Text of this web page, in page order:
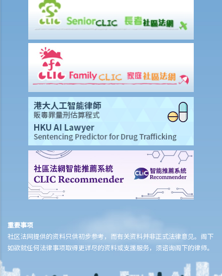
下，我才可以更改寿险保单内的「不可撤换受益人」？
9. 我的儿子今年15岁。 可否指定他为我的人寿保险受益人？如果我在他
成年前（即年满18岁前）死亡，他可否获得所有保险金？
10. 受保人已失踪了数年，其保单受益人可否向保险公司索取死亡赔
11. 在处理索偿时，保险公司会否接受中医发出的医疗报告 / 医生纸？
12. 我在香港购买了一份保险，但在海外受了伤。我可否向保险公司提
出索偿？
13. 十八岁以下的人可否购买人寿保险？
14. 如果我的保单已经失效，但我重新缴交保费以尝试令保单「复
效」。我可否在这段期间向保险公司索偿？
15. 我为同一项目（如住院或家居意外）购买了数份保险。我可否从所
有保单索取全数保额，或只可索取实际开支或损失？人寿保险的死亡赔
偿会否有不同规定？
16. 法例规定谁人需要参加强积金计划（或其他认可的职业性退休计
17. 法例规定强积金计划的供款额或入息比例是多少？
18. 我已参加强积金计划。我是否仍需考虑其他退休计划，例如人寿保
重要事项
社区法网提供的资料只供初步参考，而有关资料并非正式法律意见。阁下
如欲就任何法律事项取得更详尽的资料或支援服务，须谘询阁下的律师。